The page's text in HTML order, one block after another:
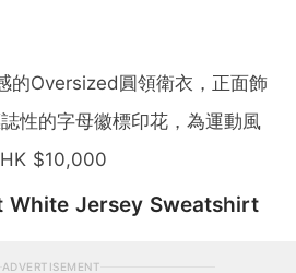
的Oversized圓領衛衣，正面飾
性的字母徽標印花，為運動風
$10,000
White Jersey Sweatshirt
ADVERTISEMENT